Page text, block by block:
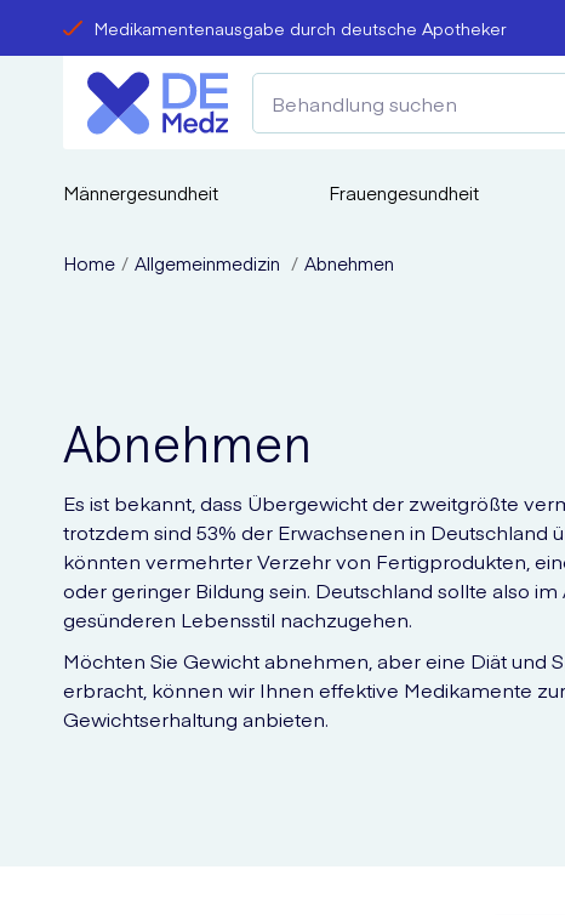
Medikamentenausgabe durch deutsche Apotheker
Männergesundheit Frauengesundheit
Home Allgemeinmedizin Abnehmen
Abnehmen
Es ist bekannt, dass Übergewicht der zweitgrößte
trotzdem sind 53% der Erwachsenen in Deutschland
könnten vermehrter Verzehr von Fertigprodukten,
oder geringer Bildung sein. Deutschland sollte also
gesünderen Lebensstil nachzugehen.
Möchten Sie Gewicht abnehmen, aber eine Diät und
erbracht, können wir Ihnen effektive Medikamente
Gewichtserhaltung anbieten.